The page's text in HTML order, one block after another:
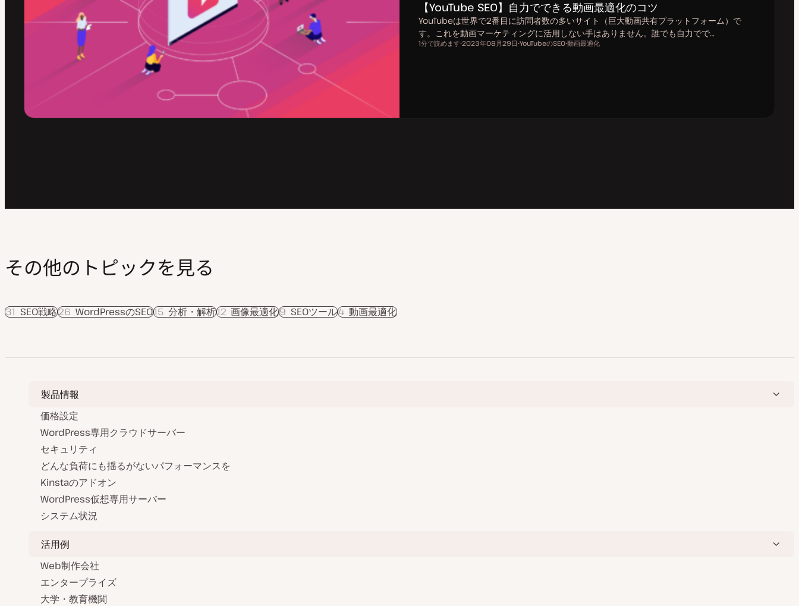
【YouTube SEO】自力でできる動画最適化のコツ
YouTubeは世界で2番目に訪問者数の多いサイト（巨大動画共有プラットフォーム）で
す。これを動画マーケティングに活用しない手はありません。誰でも自力でで…
読むのにかかる時間
1分で読めます 2023年08月29日 YouTubeのSEO 動画最適化
その他のトピックを見る
SEO戦略
31 WordPressのSEO
26 分析・解析
15 画像最適化
12 SEOツール
9 動画最適化
4
製品情報
価格設定
WordPress専用クラウドサーバー
セキュリティ
どんな負荷にも揺るがないパフォーマンスを
Kinstaのアドオン
WordPress仮想専用サーバー
システム状況
活用例
Web制作会社
エンタープライズ
大学・教育機関